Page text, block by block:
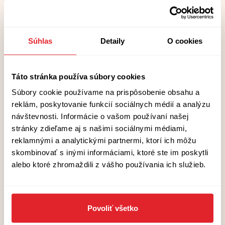
Súhlas Detaily O cookies
Táto stránka používa súbory cookies
Súbory cookie používame na prispôsobenie obsahu a
reklám, poskytovanie funkcií sociálnych médií a analýzu
návštevnosti. Informácie o vašom používaní našej
stránky zdieľame aj s našimi sociálnymi médiami,
reklamnými a analytickými partnermi, ktorí ich môžu
skombinovať s inými informáciami, ktoré ste im poskytli
alebo ktoré zhromaždili z vášho používania ich služieb.
Povoliť všetko
monumentů sázejí stromy, se prolíná osobní ztráta s dějinami
kontinentu. Acheron je román o koncích a začátcích, o křehkosti
Le Guinové a jazykovou pronikavostí Petry Hůlové skládá obraz
Pajtim Statovci
Osemročný chlapec zažíva v roku 1996 v Kosove leto, ktoré ho
poznačí navždy. Po rokoch sa na miesta svojho detstva vracia ako